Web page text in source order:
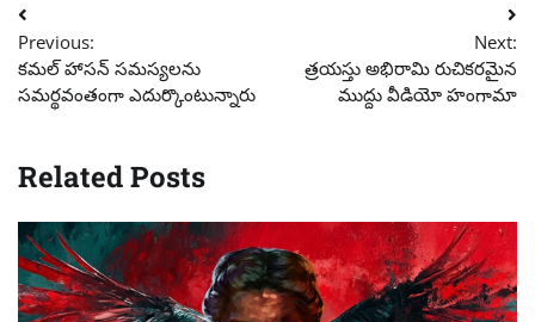
Post
navigation
Previous:
కమల్ హాసన్ సమస్యలను
సమర్థవంతంగా ఎదుర్కొంటున్నారు
Next:
త్రయస్తు అభిరామి రుచికరమైన
ముద్దు వీడియో హంగామా
Related Posts